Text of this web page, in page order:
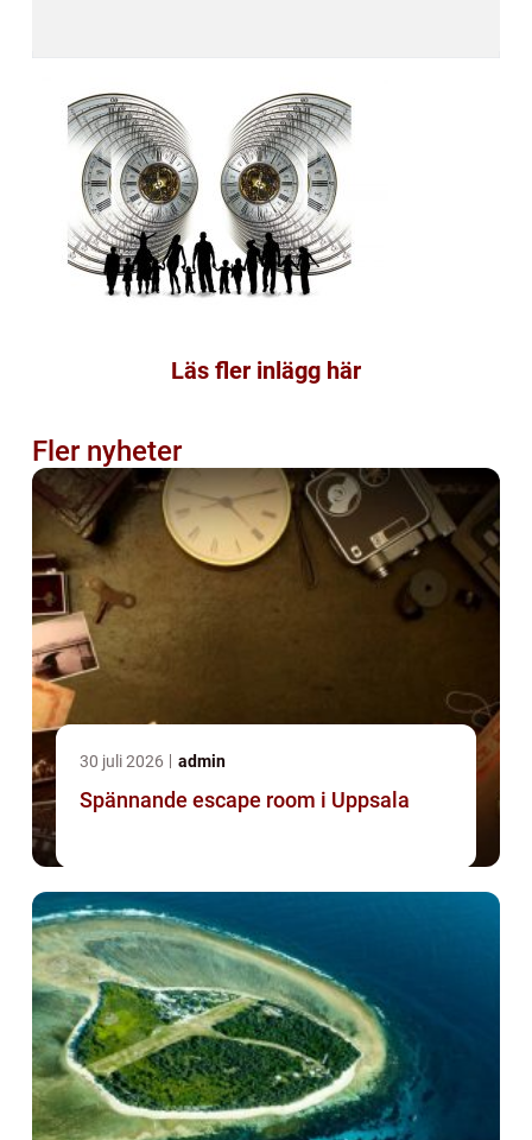
Läs fler inlägg här
Fler nyheter
30 juli 2026 admin
Spännande escape room i Uppsala